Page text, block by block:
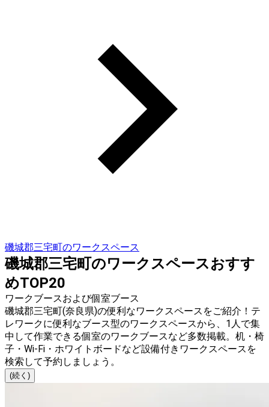
磯城郡三宅町のワークスペース
磯城郡三宅町のワークスペースおすす
めTOP20
ワークブースおよび個室ブース
磯城郡三宅町(奈良県)の便利なワークスペースをご紹介！テ
レワークに便利なブース型のワークスペースから、1人で集
中して作業できる個室のワークブースなど多数掲載。机・椅
子・Wi-Fi・ホワイトボードなど設備付きワークスペースを
検索して予約しましょう。
(続く)